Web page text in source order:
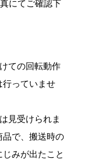
にてご確認下
ての回転動作
っていませ
見受けられま
で、搬送時の
みが出たこと